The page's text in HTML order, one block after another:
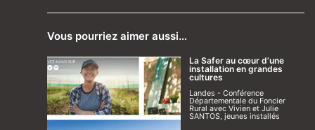
Vous pourriez aimer aussi…
La Safer au cœur d’une
installation en grandes
cultures
Landes - Conférence
Départementale du Foncier
Rural avec Vivien et Julie
SANTOS, jeunes installés